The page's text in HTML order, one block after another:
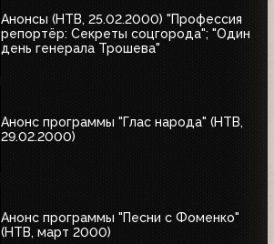
Анонсы (НТВ, 25.02.2000) "Профессия
репортёр: Секреты соцгорода"; "Один
день генерала Трошева"
Анонс программы "Глас народа" (НТВ,
29.02.2000)
Анонс программы "Песни с Фоменко"
(НТВ, март 2000)